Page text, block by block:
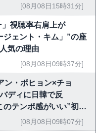
[08月08日15時31分]
視聴率右肩上が
ジェント・キム」”の座
気の理由
[08月08日09時37分]
ン・ボヒョン×チョ
ディに日韓で反
のテンポ感がいい”初回
[08月08日09時07分]